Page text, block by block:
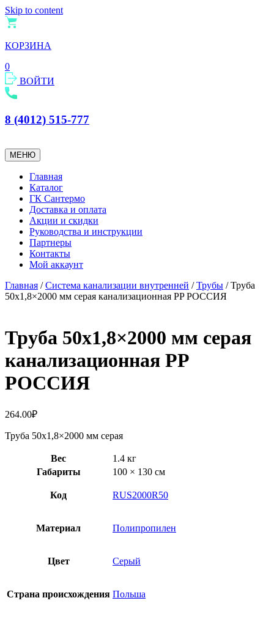
Skip to content
КОРЗИНА
0
ВОЙТИ
8 (4012) 515-777
МЕНЮ
Главная
Каталог
ГК Сантермо
Доставка и оплата
Акции и скидки
Руководства и инструкции
Партнеры
Контакты
Мой аккаунт
Главная /Система канализации внутренней /Трубы / Труба
50х1,8×2000 мм серая канализационная PP РОССИЯ
Труба 50х1,8×2000 мм серая
канализационная PP
РОССИЯ
264.00₽
Труба 50х1,8×2000 мм серая
Вес
1.4 кг
Габариты
100 × 130 см
Код RUS2000R50
Материал Полипропилен
Цвет Серый
Страна происхождения Польша